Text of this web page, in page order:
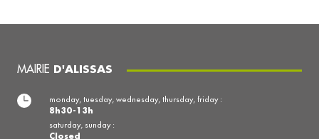
MAIRIE D'ALISSAS
monday, tuesday, wednesday, thursday, friday :
8h30-13h
saturday, sunday :
Closed